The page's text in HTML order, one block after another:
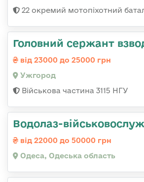
22 окремий мотопіхотний
Головний сержант
від 23000 до 25000 грн
Ужгород
Військова частина 3115 НГУ
Водолаз-
від 22000 до 50000 грн
Одеса, Одеська область